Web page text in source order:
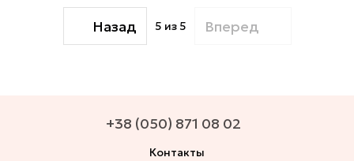
Назад 5 из 5 Вперед
+38 (050) 871 08 02
Контакты